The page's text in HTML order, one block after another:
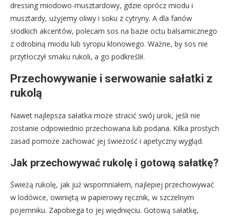
dressing miodowo-musztardowy, gdzie oprócz miodu i
musztardy, użyjemy oliwy i soku z cytryny. A dla fanów
słodkich akcentów, polecam sos na bazie octu balsamicznego
z odrobiną miodu lub syropu klonowego. Ważne, by sos nie
przytłoczył smaku rukoli, a go podkreślił.
Przechowywanie i serwowanie sałatki z
rukolą
Nawet najlepsza sałatka może stracić swój urok, jeśli nie
zostanie odpowiednio przechowana lub podana. Kilka prostych
zasad pomoże zachować jej świeżość i apetyczny wygląd.
Jak przechowywać rukolę i gotową sałatkę?
Świeżą rukolę, jak już wspomniałem, najlepiej przechowywać
w lodówce, owiniętą w papierowy ręcznik, w szczelnym
pojemniku. Zapobiega to jej więdnięciu. Gotową sałatkę,